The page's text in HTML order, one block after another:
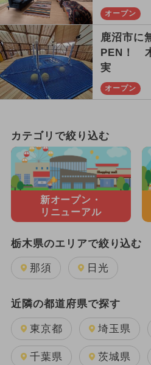
オープン
鹿沼市に
PEN！
実
オープン
カテゴリで絞り込む
新オープン・
リニューアル
栃木県のエリアで絞り込む
那須 日光
近隣の都道府県で探す
東京都 埼玉県
千葉県 茨城県